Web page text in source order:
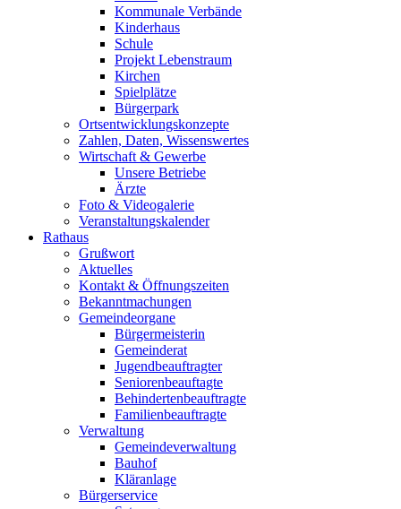
Kommunale Verbände
Kinderhaus
Schule
Projekt Lebenstraum
Kirchen
Spielplätze
Bürgerpark
Ortsentwicklungskonzepte
Zahlen, Daten, Wissenswertes
Wirtschaft & Gewerbe
Unsere Betriebe
Ärzte
Foto & Videogalerie
Veranstaltungskalender
Rathaus
Grußwort
Aktuelles
Kontakt & Öffnungszeiten
Bekanntmachungen
Gemeindeorgane
Bürgermeisterin
Gemeinderat
Jugendbeauftragter
Seniorenbeauftagte
Behindertenbeauftragte
Familienbeauftragte
Verwaltung
Gemeindeverwaltung
Bauhof
Kläranlage
Bürgerservice